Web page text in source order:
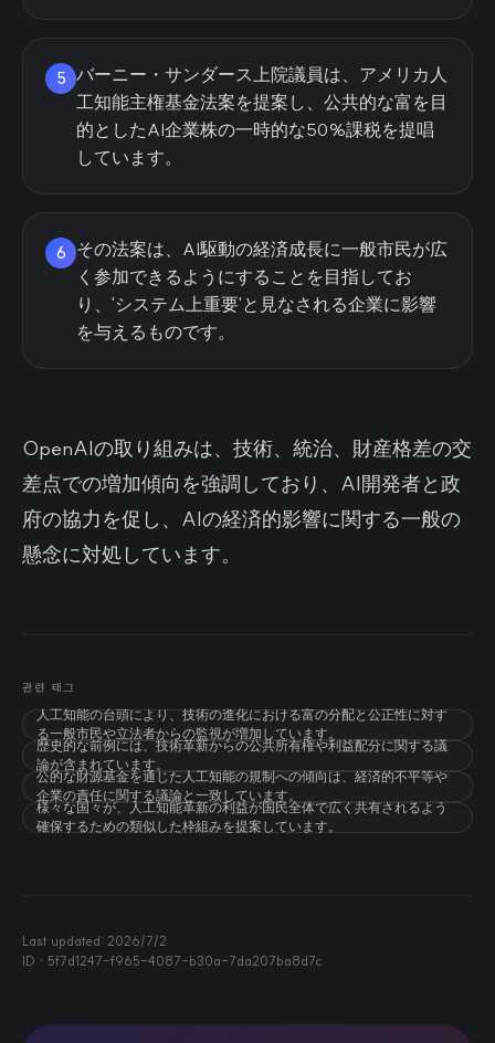
5 バーニー・サンダース上院議員は、アメリカ人
工知能主権基金法案を提案し、公共的な富を目
的としたAI企業株の一時的な50%課税を提唱
しています。
6
その法案は、AI駆動の経済成長に一般市民が広
く参加できるようにすることを目指してお
り、'システム上重要'と見なされる企業に影響
を与えるものです。
OpenAIの取り組みは、技術、統治、財産格差の交
差点での増加傾向を強調しており、AI開発者と政
府の協力を促し、AIの経済的影響に関する一般の
懸念に対処しています。
관련 태그
人工知能の台頭により、技術の進化における富の分配と公正性に対す
る一般市民や立法者からの監視が増加しています。
歴史的な前例には、技術革新からの公共所有権や利益配分に関する議
論が含まれています。
公的な財源基金を通じた人工知能の規制への傾向は、経済的不平等や
企業の責任に関する議論と一致しています。
様々な国々が、人工知能革新の利益が国民全体で広く共有されるよう
確保するための類似した枠組みを提案しています。
Last updated: 2026/7/2
ID · 5f7d1247-f965-4087-b30a-7da207ba8d7c